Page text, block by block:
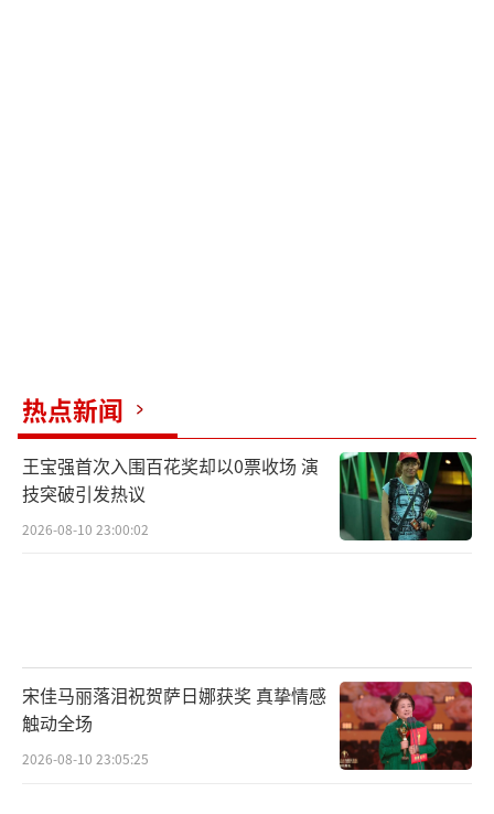
热点新闻
王宝强首次入围百花奖却以0票收场 演
技突破引发热议
2026-08-10 23:00:02
宋佳马丽落泪祝贺萨日娜获奖 真挚情感
触动全场
2026-08-10 23:05:25